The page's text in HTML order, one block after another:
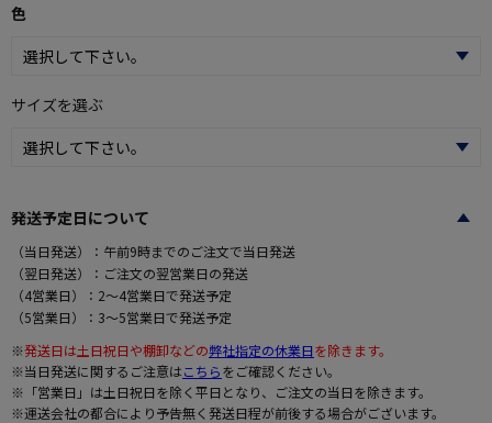
色
サイズを選ぶ
発送予定日について
（当日発送）：午前9時までのご注文で当日発送
（翌日発送）：ご注文の翌営業日の発送
（4営業日）：2～4営業日で発送予定
（5営業日）：3～5営業日で発送予定
※発送日は土日祝日や棚卸などの弊社指定の休業日を除きます。
※当日発送に関するご注意はこちらをご確認ください。
※「営業日」は土日祝日を除く平日となり、ご注文の当日を除きます。
※運送会社の都合により予告無く発送日程が前後する場合がございます。